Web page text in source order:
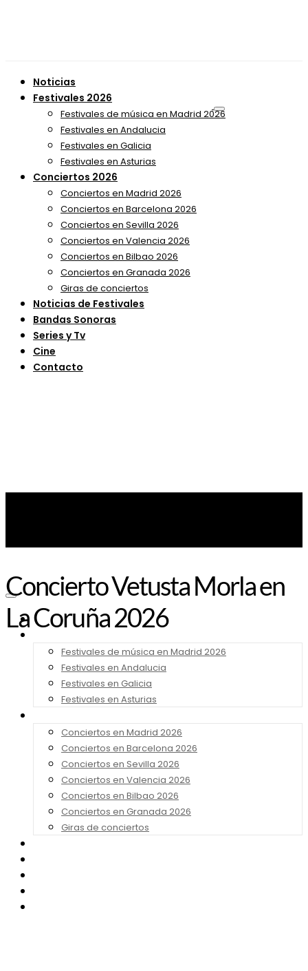
Noticias
Festivales 2026
Festivales de música en Madrid 2026
Festivales en Andalucia
Festivales en Galicia
Festivales en Asturias
Conciertos 2026
Conciertos en Madrid 2026
Conciertos en Barcelona 2026
Conciertos en Sevilla 2026
Conciertos en Valencia 2026
Conciertos en Bilbao 2026
Conciertos en Granada 2026
Giras de conciertos
Noticias de Festivales
Bandas Sonoras
Series y Tv
Cine
Contacto
Noticias
Festivales de música en Madrid 2026
Festivales en Andalucia
Festivales en Galicia
Festivales en Asturias
Conciertos en Madrid 2026
Conciertos en Barcelona 2026
Conciertos en Sevilla 2026
Conciertos en Valencia 2026
Conciertos en Bilbao 2026
Conciertos en Granada 2026
Giras de conciertos
Concierto Vetusta Morla en
La Coruña 2026